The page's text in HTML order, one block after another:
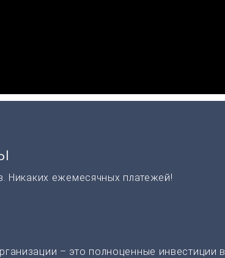
Никаких ежемесячных платежей!
– это полноценные инвестиции в